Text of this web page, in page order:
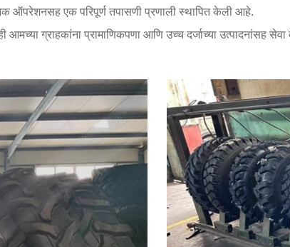
ऑपरेशनसह एक परिपूर्ण तपासणी प्रणाली स्थापित केली आहे.
ग्राहकांना प्रामाणिकपणा आणि उच्च दर्जाच्या उत्पादनांसह